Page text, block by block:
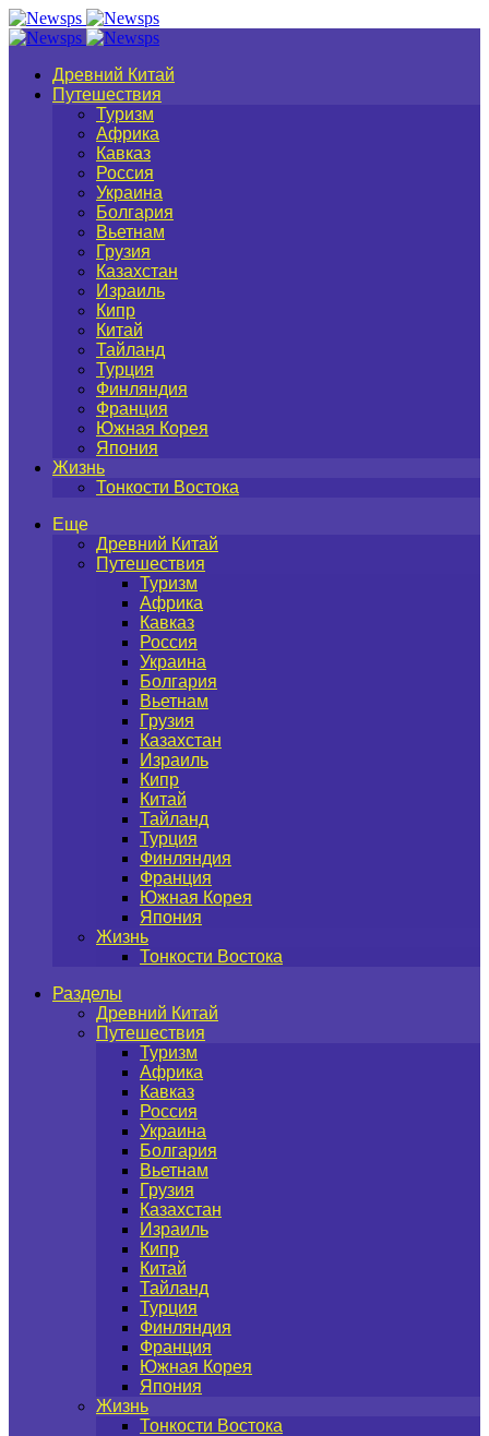
Древний Китай
Путешествия
Туризм
Африка
Кавказ
Россия
Украина
Болгария
Вьетнам
Грузия
Казахстан
Израиль
Кипр
Китай
Тайланд
Турция
Финляндия
Франция
Южная Корея
Япония
Жизнь
Тонкости Востока
Еще
Древний Китай
Путешествия
Туризм
Африка
Кавказ
Россия
Украина
Болгария
Вьетнам
Грузия
Казахстан
Израиль
Кипр
Китай
Тайланд
Турция
Финляндия
Франция
Южная Корея
Япония
Жизнь
Тонкости Востока
Разделы
Древний Китай
Путешествия
Туризм
Африка
Кавказ
Россия
Украина
Болгария
Вьетнам
Грузия
Казахстан
Израиль
Кипр
Китай
Тайланд
Турция
Финляндия
Франция
Южная Корея
Япония
Жизнь
Тонкости Востока